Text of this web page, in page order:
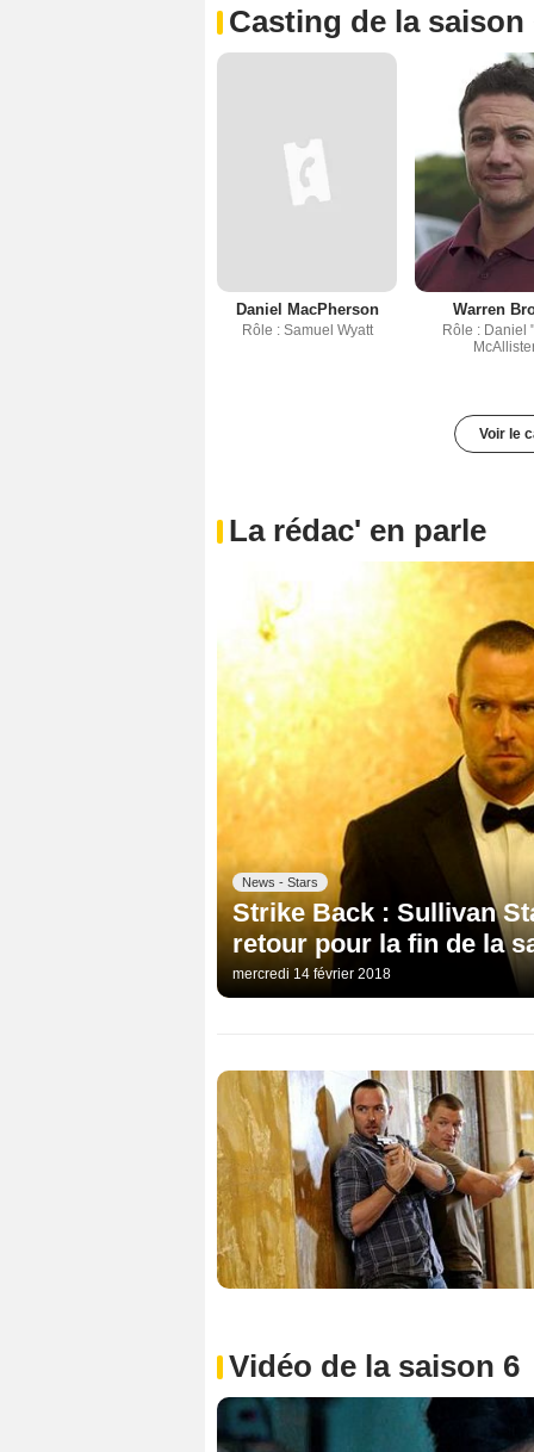
Casting de la saison
Daniel MacPherson
Rôle : Samuel Wyatt
Warren
Rôle : Daniel
Voir le
La rédac' en parle
News - Stars
Strike Back : Sullivan
retour pour la fin de la
mercredi 14 février 2018
Vidéo de la saison 6